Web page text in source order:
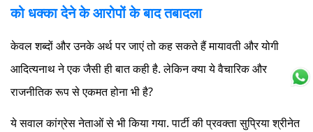
को धक्का देने के आरोपों के बाद तबादला
केवल शब्दों और उनके अर्थ पर जाएं तो कह सकते हैं मायावती और योगी
आदित्यनाथ ने एक जैसी ही बात कही है. लेकिन क्या ये वैचारिक और
राजनीतिक रूप से एकमत होना भी है?
ये सवाल कांग्रेस नेताओं से भी किया गया. पार्टी की प्रवक्ता सुप्रिया श्रीनेत